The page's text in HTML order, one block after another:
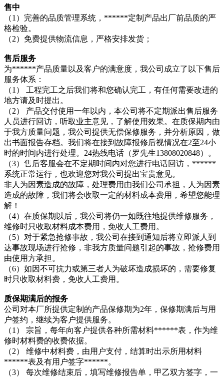
售中
（1）完善的品质管理系统，******定制产品出厂前品质的严
格检验。
（2）免费提供物流信息，严格安排发货；
售后服务
为******产品质量以及客户的满意度，我公司成立了以下售后
服务体系：
（1） 工程完工之后我们将和您确认完工，有任何需要改进的
地方请及时提出。
（2） 产品交付使用一年以内，本公司将不定期派出售后服务
人员进行回访，听取业主意见，了解使用效果。在质保期内由
于我方质量问题，我公司提供无偿保修服务，并分析原因，做
出书面报告存档。我们将在接到故障报修后视情况在2至24小
时的时间内进行处理。24热线电话（罗先生13808020848）。
（3）售后客服会在不定期时间内对您进行电话回访，******
系统正常运行，也欢迎您对我公司提出宝贵意见。
非人为因素造成的故障，处理费用由我们公司承担，人为因素
造成的故障，我们将会收取一定的材料成本费用，希望您能理
解！
（4）在质保期以后，我公司将仍一如既往地提供维修服务，
维修时只收取材料成本费用，免收人工费用。
（5）对于紧急抢修事故，我公司在接到通知后将立即派人到
达事故现场进行抢修，非我方质量问题引起的事故，抢修费用
由使用方承担。
（6）如因不可抗力或第三者人为破坏造成损坏的，需要修复
时只收取材料费，免收人工费用。
质保期满后的报务
公司对本厂所提供定制的产品保修期为2年，保修期满后与用
户签约，继续为客户提供服务。
（1） 宗旨，每年向客户提供各种所需材料******表，作为维
修时材料费的收费依据。
（2） 维修中材料费，由用户支付，结算时出示所用材料
******表及有用户签字******。
（3） 每次维修结束后，填写维修报告单，甲乙双方签字，一